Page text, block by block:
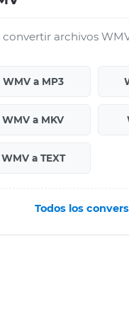
archivos
WMV a MP3
WMV a MKV
WMV a TEXT
Todos los